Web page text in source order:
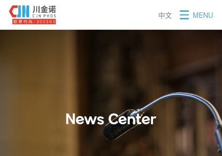
中文 MENU
News Center